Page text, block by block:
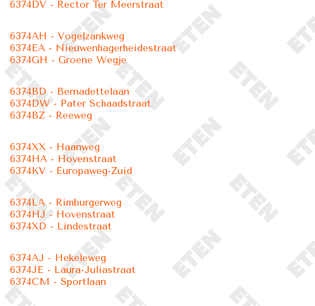
6374DV - Rector Ter Meerstraat
6374AH - Vogelzankweg
6374EA - Nieuwenhagerheidestraat
6374GH - Groene Wegje
6374BD - Bernadettelaan
6374DW - Pater Schaadstraat
6374BZ - Reeweg
6374XX - Haanweg
6374HA - Hovenstraat
6374KV - Europaweg-Zuid
6374LA - Rimburgerweg
6374HJ - Hovenstraat
6374XD - Lindestraat
6374AJ - Hekeleweg
6374JE - Laura-Juliastraat
6374CM - Sportlaan